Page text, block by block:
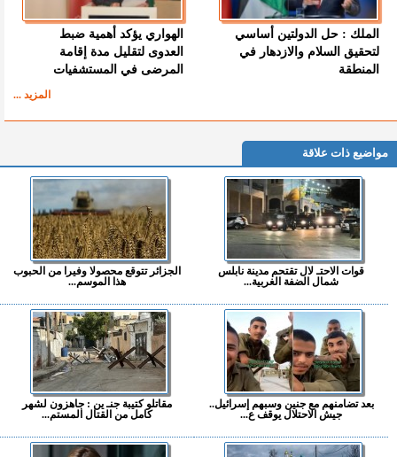
الملك : حل الدولتين أساسي
لتحقيق السلام والازدهار في
المنطقة
الهواري يؤكد أهمية ضبط
العدوى لتقليل مدة إقامة
المرضى في المستشفيات
المزيد ...
مواضيع ذات علاقة
قوات الاحتـ لال تقتحم مدينة نابلس
شمال الضفة الغربية...
الجزائر تتوقع محصولا وفيرا من الحبوب
هذا الموسم...
بعد تضامنهم مع جنين وسبهم إسرائيل..
جيش الاحتلال يوقف ع...
مقاتلو كتيبة جنـ ين : جاهزون لشهر
كامل من القتال المستم...